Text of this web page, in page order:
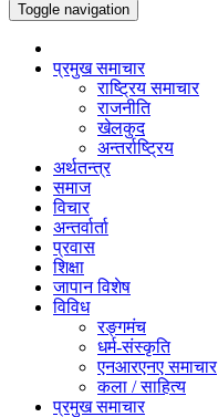
Toggle navigation
प्रमुख समाचार
राष्ट्रिय समाचार
राजनीति
खेलकुद
अन्तर्राष्ट्रिय
अर्थतन्त्र
समाज
विचार
अन्तर्वार्ता
प्रवास
शिक्षा
जापान विशेष
विविध
रङ्गमंच
धर्म-संस्कृति
एनआरएनए समाचार
कला / साहित्य
प्रमुख समाचार